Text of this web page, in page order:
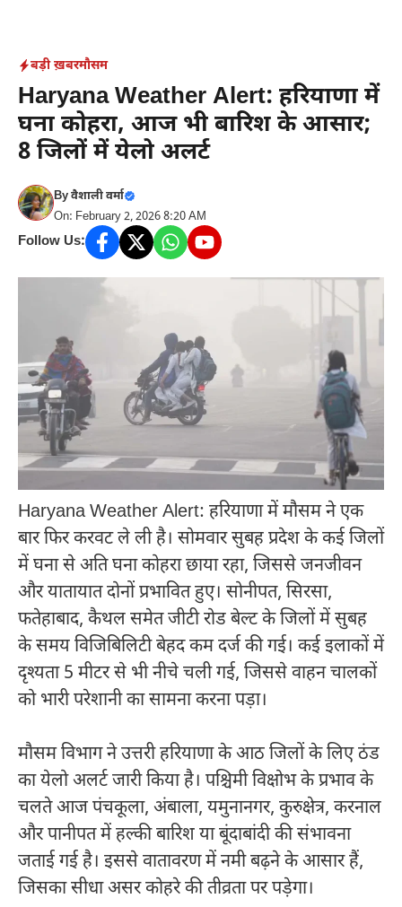
content
बड़ी ख़बरमौसम
Haryana Weather Alert: हरियाणा में
घना कोहरा, आज भी बारिश के आसार;
8 जिलों में येलो अलर्ट
Byवैशाली वर्मा
On: February 2, 2026 8:20 AM
Follow Us:
Haryana Weather Alert: हरियाणा में मौसम ने एक
बार फिर करवट ले ली है। सोमवार सुबह प्रदेश के कई जिलों
में घना से अति घना कोहरा छाया रहा, जिससे जनजीवन
और यातायात दोनों प्रभावित हुए। सोनीपत, सिरसा,
फतेहाबाद, कैथल समेत जीटी रोड बेल्ट के जिलों में सुबह
के समय विजिबिलिटी बेहद कम दर्ज की गई। कई इलाकों में
दृश्यता 5 मीटर से भी नीचे चली गई, जिससे वाहन चालकों
को भारी परेशानी का सामना करना पड़ा।
मौसम विभाग ने उत्तरी हरियाणा के आठ जिलों के लिए ठंड
का येलो अलर्ट जारी किया है। पश्चिमी विक्षोभ के प्रभाव के
चलते आज पंचकूला, अंबाला, यमुनानगर, कुरुक्षेत्र, करनाल
और पानीपत में हल्की बारिश या बूंदाबांदी की संभावना
जताई गई है। इससे वातावरण में नमी बढ़ने के आसार हैं,
जिसका सीधा असर कोहरे की तीव्रता पर पड़ेगा।